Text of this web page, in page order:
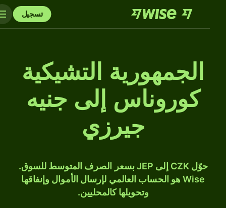
تسجيل
الجمهورية التشيكية
كوروناس إلى جنيه
جيرزي
حوّل CZK إلى JEP بسعر الصرف المتوسط للسوق.
Wise هو الحساب العالمي لإرسال الأموال وإنفاقها
وتحويلها كالمحليين.